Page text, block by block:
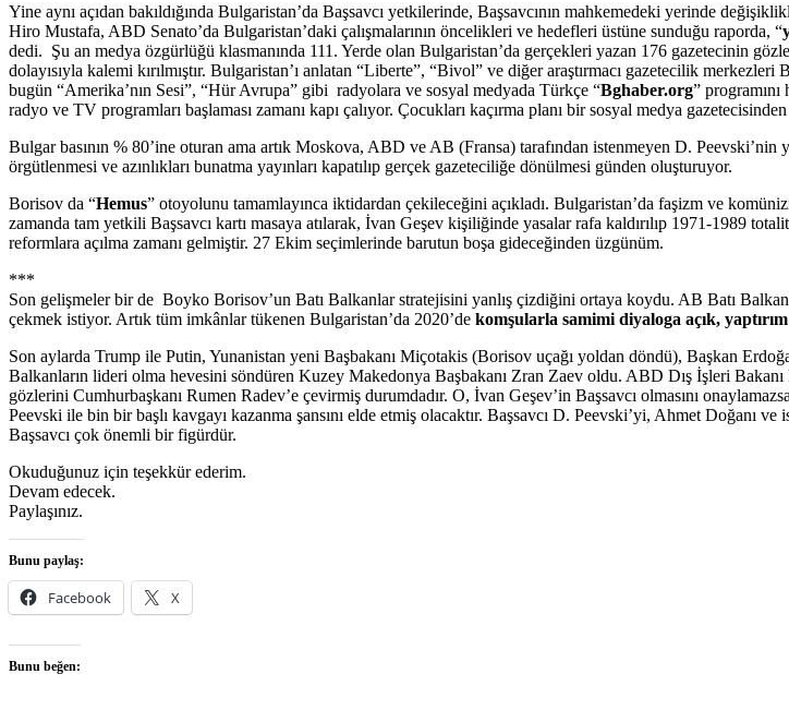
Yine aynı açıdan bakıldığında Bulgaristan’da Başsavcı yetkilerinde, Başsavcının mahkemedeki yerinde
Hiro Mustafa, ABD Senato’da Bulgaristan’daki çalışmalarının öncelikleri ve hedefleri üstüne sunduğu raporda, “
dedi. Şu an medya özgürlüğü klasmanında 111. Yerde olan Bulgaristan’da gerçekleri yazan 176 gazetecinin
dolayısıyla kalemi kırılmıştır. Bulgaristan’ı anlatan “Liberte”, “Bivol” ve diğer araştırmacı gazetecilik
bugün “Amerika’nın Sesi”, “Hür Avrupa” gibi radyolara ve sosyal medyada Türkçe “Bghaber.org”
radyo ve TV programları başlaması zamanı kapı çalıyor. Çocukları kaçırma planı bir sosyal medya
Bulgar basının % 80’ine oturan ama artık Moskova, ABD ve AB (Fransa) tarafından istenmeyen D.
örgütlenmesi ve azınlıkları bunatma yayınları kapatılıp gerçek gazeteciliğe dönülmesi günden oluşturuyor.
Borisov da “Hemus” otoyolunu tamamlayınca iktidardan çekileceğini açıkladı. Bulgaristan’da faşizm ve
zamanda tam yetkili Başsavcı kartı masaya atılarak, İvan Geşev kişiliğinde yasalar rafa kaldırılıp 1971-1989
reformlara açılma zamanı gelmiştir. 27 Ekim seçimlerinde barutun boşa gideceğinden üzgünüm.
***
Son gelişmeler bir de Boyko Borisov’un Batı Balkanlar stratejisini yanlış çizdiğini ortaya koydu. AB Batı
çekmek istiyor. Artık tüm imkânlar tükenen Bulgaristan’da 2020’de komşularla samimi diyaloga açık,
Son aylarda Trump ile Putin, Yunanistan yeni Başbakanı Miçotakis (Borisov uçağı yoldan döndü), Başkan
Balkanların lideri olma hevesini söndüren Kuzey Makedonya Başbakanı Zran Zaev oldu. ABD Dış İşleri
gözlerini Cumhurbaşkanı Rumen Radev’e çevirmiş durumdadır. O, İvan Geşev’in Başsavcı olmasını
Peevski ile bin bir başlı kavgayı kazanma şansını elde etmiş olacaktır. Başsavcı D. Peevski’yi, Ahmet Doğanı
Başsavcı çok önemli bir figürdür.
Okuduğunuz için teşekkür ederim.
Devam edecek.
Paylaşınız.
Bunu paylaş:
Facebook X
Bunu beğen: